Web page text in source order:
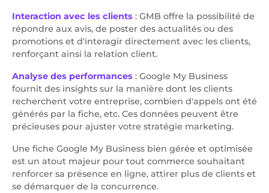
Interaction avec les clients : GMB offre la possibilité de
répondre aux avis, de poster des actualités ou des
promotions et d'interagir directement avec les clients,
renforçant ainsi la relation client.
Analyse des performances : Google My Business
fournit des insights sur la manière dont les clients
recherchent votre entreprise, combien d'appels ont été
générés par la fiche, etc. Ces données peuvent être
précieuses pour ajuster votre stratégie marketing.
Une fiche Google My Business bien gérée et optimisée
est un atout majeur pour tout commerce souhaitant
renforcer sa présence en ligne, attirer plus de clients et
se démarquer de la concurrence.